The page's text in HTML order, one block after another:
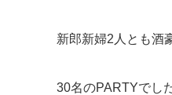
新郎新婦2人とも酒
30名のPARTYでし